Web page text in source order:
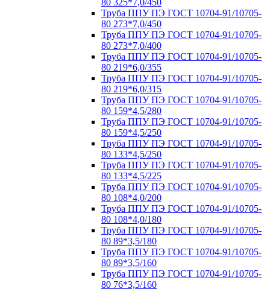
80 325*7,0/450
Труба ППУ ПЭ ГОСТ 10704-91/10705-
80 273*7,0/450
Труба ППУ ПЭ ГОСТ 10704-91/10705-
80 273*7,0/400
Труба ППУ ПЭ ГОСТ 10704-91/10705-
80 219*6,0/355
Труба ППУ ПЭ ГОСТ 10704-91/10705-
80 219*6,0/315
Труба ППУ ПЭ ГОСТ 10704-91/10705-
80 159*4,5/280
Труба ППУ ПЭ ГОСТ 10704-91/10705-
80 159*4,5/250
Труба ППУ ПЭ ГОСТ 10704-91/10705-
80 133*4,5/250
Труба ППУ ПЭ ГОСТ 10704-91/10705-
80 133*4,5/225
Труба ППУ ПЭ ГОСТ 10704-91/10705-
80 108*4,0/200
Труба ППУ ПЭ ГОСТ 10704-91/10705-
80 108*4,0/180
Труба ППУ ПЭ ГОСТ 10704-91/10705-
80 89*3,5/180
Труба ППУ ПЭ ГОСТ 10704-91/10705-
80 89*3,5/160
Труба ППУ ПЭ ГОСТ 10704-91/10705-
80 76*3,5/160